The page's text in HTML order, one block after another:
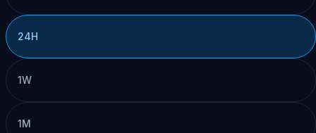
24H
1W
1M